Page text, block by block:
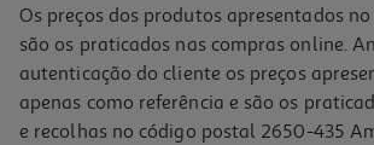
Os preços dos produtos apresentados
são os praticados nas compras online.
autenticação do cliente os preços
apenas como referência e são os
e recolhas no código postal 2650-435